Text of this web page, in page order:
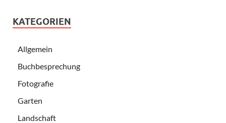
KATEGORIEN
Allgemein
Buchbesprechung
Fotografie
Garten
Landschaft